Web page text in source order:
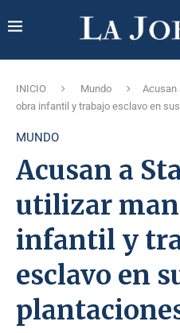
INICIO Mundo
Acusan
obra infantil y trabajo esclavo en
MUNDO
Acusan a
utilizar
infantil y
esclavo en